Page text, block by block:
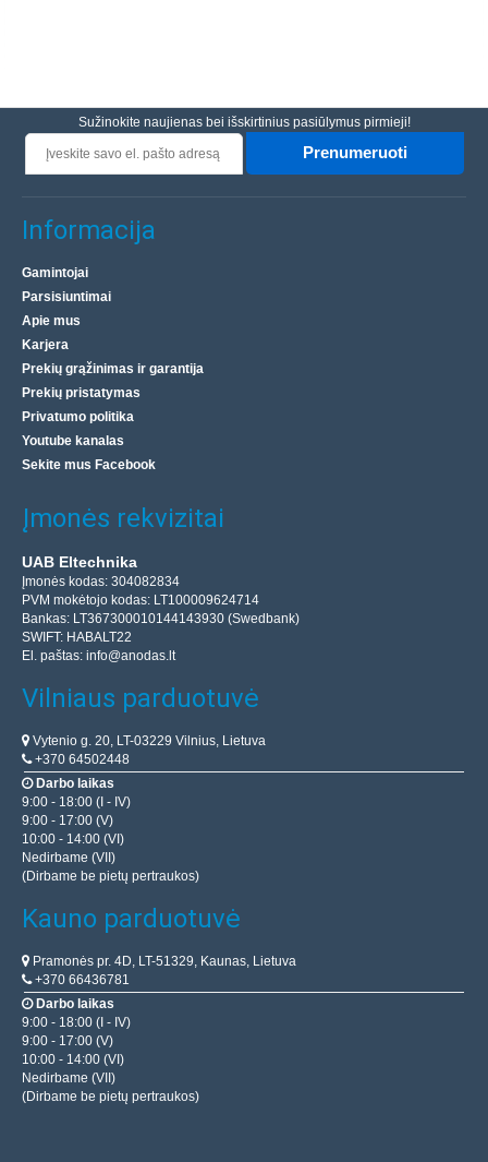
Sužinokite naujienas bei išskirtinius pasiūlymus pirmieji!
Prenumeruoti
Informacija
Gamintojai
Parsisiuntimai
Apie mus
Karjera
Prekių grąžinimas ir garantija
Prekių pristatymas
Privatumo politika
Youtube kanalas
Sekite mus Facebook
Įmonės rekvizitai
UAB Eltechnika
Įmonės kodas: 304082834
PVM mokėtojo kodas: LT100009624714
Bankas: LT367300010144143930 (Swedbank)
SWIFT: HABALT22
El. paštas: info@anodas.lt
Vilniaus parduotuvė
Vytenio g. 20, LT-03229 Vilnius, Lietuva
+370 64502448
Darbo laikas
9:00 - 18:00 (I - IV)
9:00 - 17:00 (V)
10:00 - 14:00 (VI)
Nedirbame (VII)
(Dirbame be pietų pertraukos)
Kauno parduotuvė
Pramonės pr. 4D, LT-51329, Kaunas, Lietuva
+370 66436781
Darbo laikas
9:00 - 18:00 (I - IV)
9:00 - 17:00 (V)
10:00 - 14:00 (VI)
Nedirbame (VII)
(Dirbame be pietų pertraukos)